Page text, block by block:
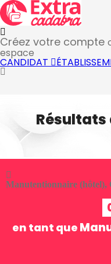
Créez votre compte
espace
CANDIDAT
Résultats
Manutentionnaire (hôtel),
en tant que